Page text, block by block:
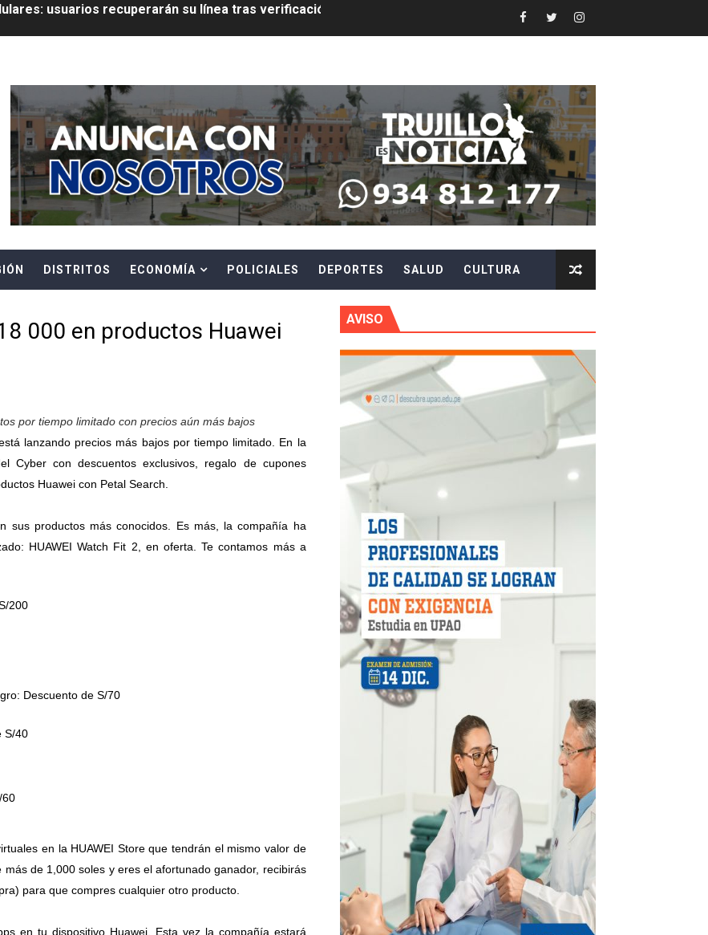
el impulso a la inversión privada y medidas contra fenómeno El Niño
EL PELIGRO DE LOS CABLES EN DESUSO Y EXHORTA A LA CIUDADANÍA A REPORTARLOS
PLAZO PARA PONERSE AL DÍA EN SU RECIBO Y PARTICIPAR EN EL SORTEO DE HIDRANDINA
Académica (TAA) para la Admisión 2027
del concurso nacional Orgullo Emprendedor con más de S/180,000 en premios
a usuarios de La Libertad fueron sobre el servicio móvil en el primer semestre de 2026
JURAMENTO COMO DIPUTADO "POR LA PACIFICACIÓN DE LA LIBERTAD"
BUSCAN LA ACREDITACIÓN DEL PROGRAMA “APRENDIENDO CON ENERGÍA” DE HIDRANDINA
puedes evitar pagar por telefonía, internet o televisión de paga mientras no estés en casa
SUS PRIMEROS MESES DE GESTIÓN RECUPERARÁ LAS PISTAS DE FLORENCIA DE MORA
SIN ENERGÍA POR NO RESPETARSE LAS DISTANCIAS MÍNIMAS DE SEGURIDAD
servicio de internet o telefonía solo toma un día hábil
recomienda verificar la cobertura móvil de tu destino con Checa tu señal
VIDEO GESTIÓN, ACCEDE A FACILIDADES DE PAGO Y PARTICIPA EN EL SORTEO POR FIESTAS PATRIAS DE
APROVECHA LAS FACILIDADES DE PAGO PARA REGULARIZAR DEUDAS ELÉCTRICAS
su propuesta académica con escolares y padres de Trujillo
están obligadas a verificar tope de 7 líneas móviles de personas naturales durante contratación
a Venezuela sin comisión tras emergencia por terremotos
gobierno debe priorizar seguridad y facilitar proyecto hidrocarburífero en La Libertad
de vías más duraderas en el Perú
Pacasmayo convierte el esfuerzo del maestro de obra en beneficios para toda su familia
usuarios recuperarán su línea tras verificación de identidad
DISTRITOS ECONOMÍA POLICIALES DEPORTES SALUD CULTURA
000 en productos Huawei
por tiempo limitado con precios aún más bajos
lanzando precios más bajos por tiempo limitado. En la
Cyber con descuentos exclusivos, regalo de cupones
Huawei con Petal Search.
sus productos más conocidos. Es más, la compañía ha
HUAWEI Watch Fit 2, en oferta. Te contamos más a
200
Descuento de S/70
S/40
60
en la HUAWEI Store que tendrán el mismo valor de
de 1,000 soles y eres el afortunado ganador, recibirás
para que compres cualquier otro producto.
en tu dispositivo Huawei. Esta vez la compañía estará
AVISO